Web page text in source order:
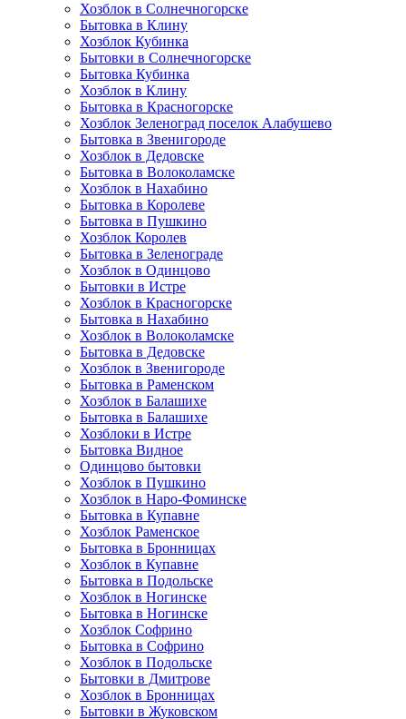
Хозблок в Солнечногорске
Бытовка в Клину
Хозблок Кубинка
Бытовки в Солнечногорске
Бытовка Кубинка
Хозблок в Клину
Бытовка в Красногорске
Хозблок Зеленоград поселок Алабушево
Бытовка в Звенигороде
Хозблок в Дедовске
Бытовка в Волоколамске
Хозблок в Нахабино
Бытовка в Королеве
Бытовкa в Пушкино
Хозблок Королев
Бытовка в Зеленограде
Хозблок в Одинцово
Бытовки в Истре
Хозблок в Красногорске
Бытовка в Нахабино
Хозблок в Волоколамске
Бытовкa в Дедовске
Хозблок в Звенигороде
Бытовка в Раменском
Хозблок в Балашихе
Бытовкa в Балашихе
Хозблоки в Истре
Бытовка Видное
Одинцово бытовки
Хозблок в Пушкино
Хозблок в Наро-Фоминске
Бытовка в Купавне
Хозблок Раменское
Бытовка в Бронницах
Хозблок в Купавне
Бытовка в Подольске
Хозблок в Ногинске
Бытовка в Ногинске
Хозблок Софрино
Бытовка в Софрино
Хозблок в Подольске
Бытовки в Дмитрове
Хозблок в Бронницах
Бытовки в Жуковском